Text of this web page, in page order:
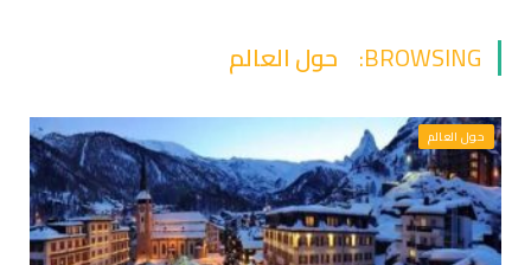
BROWSING: حول العالم
حول العالم